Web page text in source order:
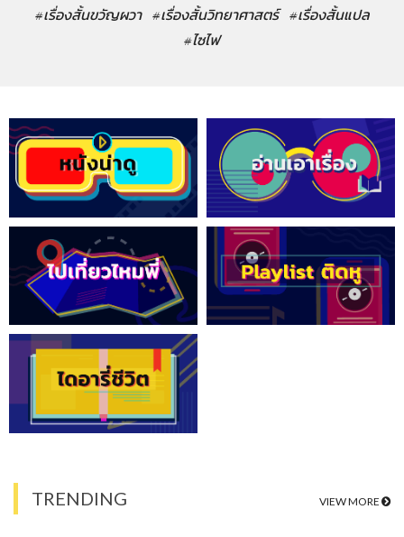
#เรื่องสั้นขวัญผวา #เรื่องสั้นวิทยาศาสตร์ #เรื่องสั้นแปล
#ไซไฟ
TRENDING VIEW MORE